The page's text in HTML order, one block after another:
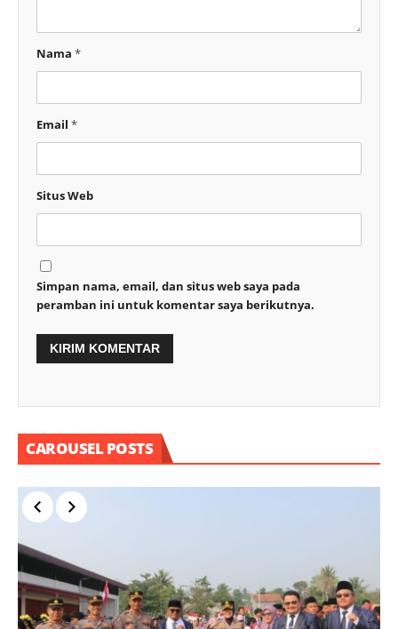
Nama *
Email *
Situs Web
Simpan nama, email, dan situs web saya pada
peramban ini untuk komentar saya berikutnya.
CAROUSEL POSTS